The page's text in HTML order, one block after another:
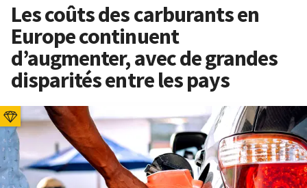
Les coûts des carburants en
Europe continuent
d’augmenter, avec de grandes
disparités entre les pays